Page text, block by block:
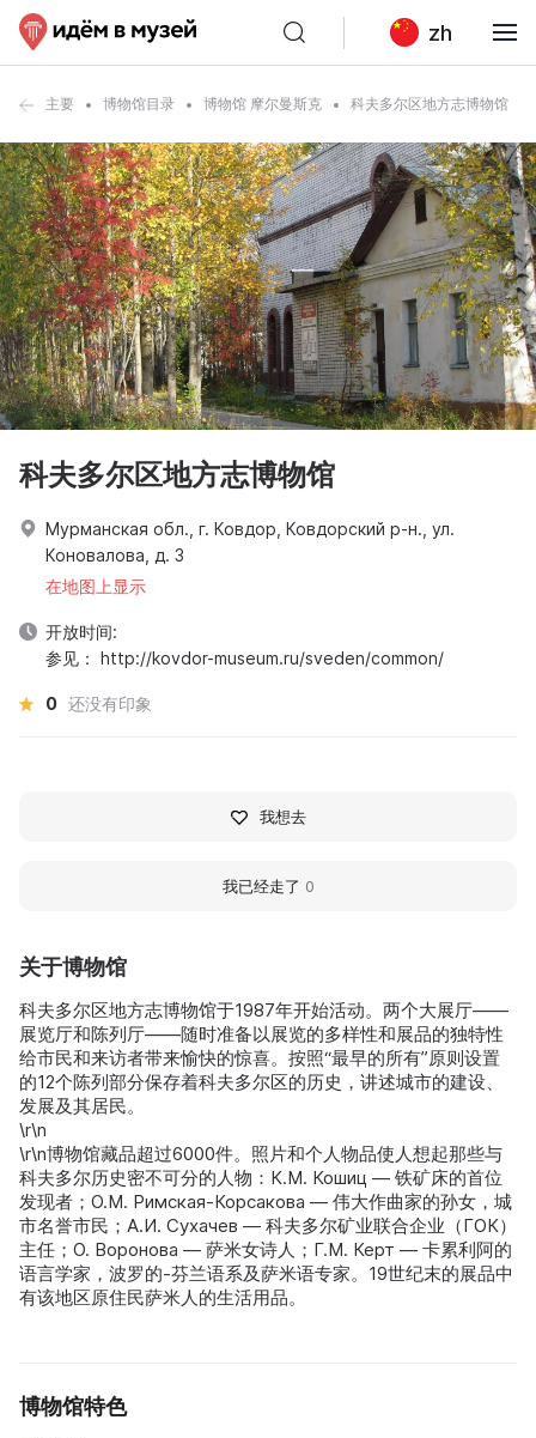
zh
主要 博物馆目录 博物馆 摩尔曼斯克 科夫多尔区地方志博物馆
关于博物馆
科夫多尔区地方志博物馆于1987年开始活动。两个大展厅——
展览厅和陈列厅——随时准备以展览的多样性和展品的独特性
给市民和来访者带来愉快的惊喜。按照“最早的所有”原则设置
的12个陈列部分保存着科夫多尔区的历史，讲述城市的建设、
发展及其居民。
\r\n
\r\n博物馆藏品超过6000件。照片和个人物品使人想起那些与
科夫多尔历史密不可分的人物：К.М. Кошиц — 铁矿床的首位
发现者；О.М. Римская-Корсакова — 伟大作曲家的孙女，城
市名誉市民；А.И. Сухачев — 科夫多尔矿业联合企业（ГОК）
主任；О. Воронова — 萨米女诗人；Г.М. Керт — 卡累利阿的
语言学家，波罗的-芬兰语系及萨米语专家。19世纪末的展品中
有该地区原住民萨米人的生活用品。
博物馆特色
科夫多尔区地方志博物馆
Мурманская обл., г. Ковдор, Ковдорский р-н., ул.
Коновалова, д. 3
在地图上显示
开放时间:
参见： http://kovdor-museum.ru/sveden/common/
0 还没有印象
我想去
我已经走了 0